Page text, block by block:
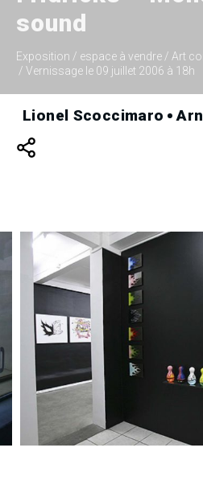
sound
Exposition / espace à vendre / Art
/ Vernissage le 09 juillet 2006 à 18h
Lionel Scoccimaro